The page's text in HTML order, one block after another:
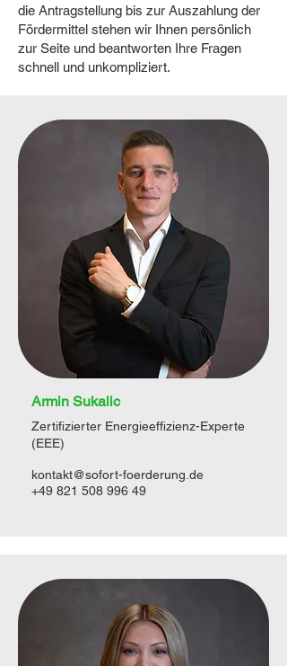
die Antragstellung bis zur Auszahlung der
Fördermittel stehen wir Ihnen persönlich
zur Seite und beantworten Ihre Fragen
schnell und unkompliziert.
Armin Sukalic
Zertifizierter Energieeffizienz-Experte
(EEE)
kontakt@sofort-foerderung.de
+49 821 508 996 49